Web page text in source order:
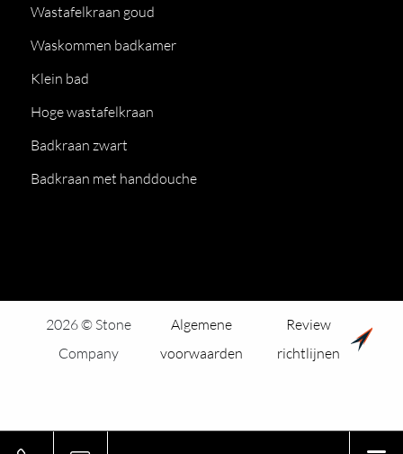
Wastafelkraan goud
Waskommen badkamer
Klein bad
Hoge wastafelkraan
Badkraan zwart
Badkraan met handdouche
2026 © Stone
Company
Algemene
voorwaarden
Review
richtlijnen